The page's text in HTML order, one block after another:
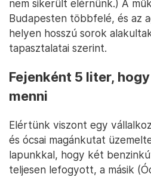
nem sikerült elérnünk.) A
Budapesten többfelé, és az
helyen hosszú sorok
tapasztalatai szerint.
Fejenként 5 liter,
menni
Elértünk viszont egy
és ócsai magánkutat
lapunkkal, hogy két
teljesen lefogyott, a másik